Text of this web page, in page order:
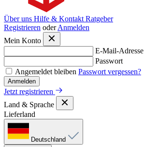
Über uns Hilfe & Kontakt Ratgeber
Registrieren oder Anmelden
Mein Konto
E-Mail-Adresse
Passwort
Angemeldet bleiben Passwort vergessen?
Anmelden
Jetzt registrieren
Land & Sprache
Lieferland
Deutschland